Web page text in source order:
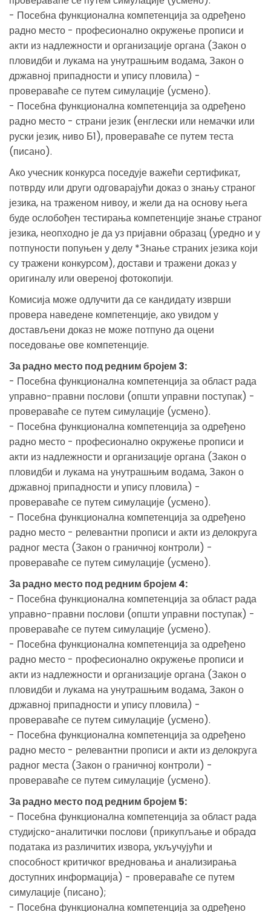
- Посебна функционална компетенција за одређено
радно место - професионално окружење прописи и
акти из надлежности и организације органа (Закон о
пловидби и лукама на унутрашњим водама, Закон о
државној припадности и упису пловила) -
провераваће се путем симулације (усмено).
- Посебна функционална компетенција за одређено
радно место - страни језик (енглески или немачки или
руски језик, ниво Б1), провераваће се путем теста
(писано).
Ако учесник конкурса поседује важећи сертификат,
потврду или други одговарајући доказ о знању страног
језика, на траженом нивоу, и жели да на основу њега
буде ослобођен тестирања компетенције знање страног
језика, неопходно је да уз пријавни образац (уредно и у
потпуности попуњен у делу *Знање страних језика који
су тражени конкурсом), достави и тражени доказ у
оригиналу или овереној фотокопији.
Комисија може одлучити да се кандидату изврши
провера наведене компетенције, ако увидом у
достављени доказ не може потпуно да оцени
поседовање ове компетенције.
За радно место под редним бројем 3:
- Посебна функционална компетенција за област рада
управно-правни послови (општи управни поступак) -
провераваће се путем симулације (усмено).
- Посебна функционална компетенција за одређено
радно место - професионално окружење прописи и
акти из надлежности и организације органа (Закон о
пловидби и лукама на унутрашњим водама, Закон о
државној припадности и упису пловила) -
провераваће се путем симулације (усмено).
- Посебна функционална компетенција за одређено
радно место - релевантни прописи и акти из делокруга
радног места (Закон о граничној контроли) -
провераваће се путем симулације (усмено).
За радно место под редним бројем 4:
- Посебна функционална компетенција за област рада
управно-правни послови (општи управни поступак) -
провераваће се путем симулације (усмено).
- Посебна функционална компетенција за одређено
радно место - професионално окружење прописи и
акти из надлежности и организације органа (Закон о
пловидби и лукама на унутрашњим водама, Закон о
државној припадности и упису пловила) -
провераваће се путем симулације (усмено).
- Посебна функционална компетенција за одређено
радно место - релевантни прописи и акти из делокруга
радног места (Закон о граничној контроли) -
провераваће се путем симулације (усмено).
За радно место под редним бројем 5:
- Посебна функционална компетенција за област рада
студијско-аналитички послови (прикупљање и обрадa
података из различитих извора, укључујући и
способност критичког вредновања и анализирања
доступних информација) - провераваће се путем
симулације (писано);
- Посебна функционална компетенција за одређено